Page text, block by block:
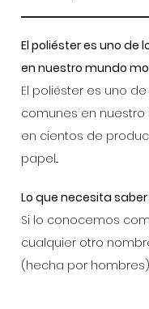
El poliéster es uno de
en nuestro mundo
El poliéster es uno
comunes en nuestro
en cientos de
papel...
Lo que necesita
Si lo conocemos
cualquier otro
(hecha por